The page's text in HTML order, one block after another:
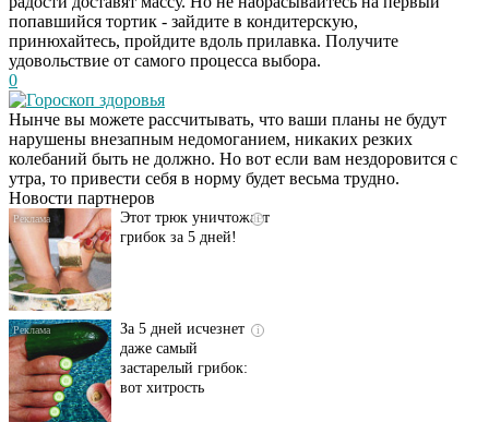
попавшийся тортик - зайдите в кондитерскую,
принюхайтесь, пройдите вдоль прилавка. Получите
удовольствие от самого процесса выбора.
0
Гороскоп здоровья
Нынче вы можете рассчитывать, что ваши планы не будут
нарушены внезапным недомоганием, никаких резких
колебаний быть не должно. Но вот если вам нездоровится с
утра, то привести себя в норму будет весьма трудно.
Новости партнеров
Даже самый
запущенный грибок
исчезнет с корнем,
если перед сном…
i
Этот трюк уничтожает
грибок за 5 дней!
i
За 5 дней исчезнет
даже самый
застарелый грибок:
вот хитрость